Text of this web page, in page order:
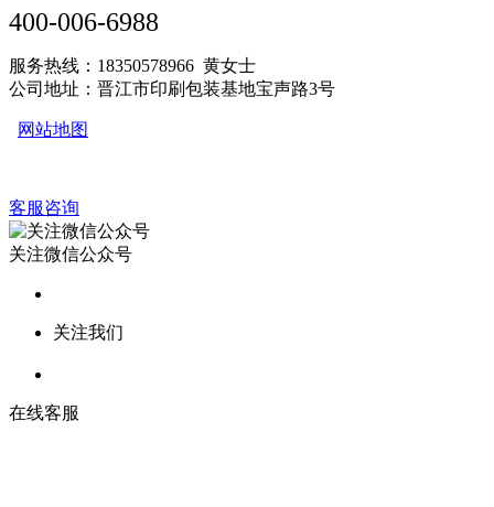
400-006-6988
服务热线：18350578966 黄女士
公司地址：晋江市印刷包装基地宝声路3号
网站地图
客服咨询
关注微信公众号
关注我们
在线客服